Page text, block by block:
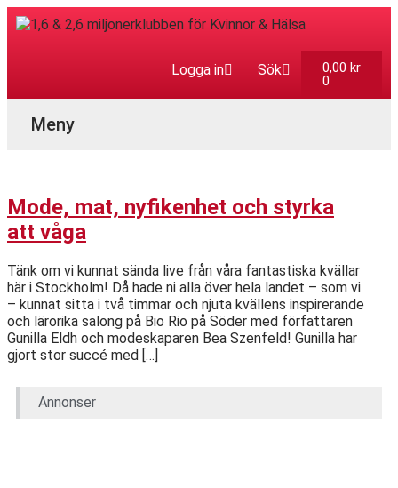
Logga in Sök 0,00 kr
0
Mode, mat, nyfikenhet och styrka
att våga
Tänk om vi kunnat sända live från våra fantastiska kvällar
här i Stockholm! Då hade ni alla över hela landet – som vi
– kunnat sitta i två timmar och njuta kvällens inspirerande
och lärorika salong på Bio Rio på Söder med författaren
Gunilla Eldh och modeskaparen Bea Szenfeld! Gunilla har
gjort stor succé med […]
Annonser